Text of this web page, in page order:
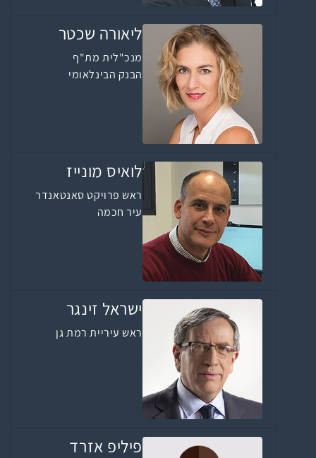
ליאורה שכטר
מנכ"לית מת"ף
הבנק הבינלאומי
לואיס מונייז
ראש פרויקט סאנטאנדר
עיר חכמה
ישראל זינגר
ראש עיריית רמת גן
פיליפ אזרד